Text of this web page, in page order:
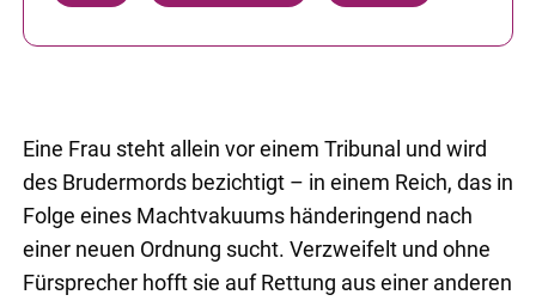
Eine Frau steht allein vor einem Tribunal und wird
des Brudermords bezichtigt – in einem Reich, das in
Folge eines Machtvakuums händeringend nach
einer neuen Ordnung sucht. Verzweifelt und ohne
Fürsprecher hofft sie auf Rettung aus einer anderen